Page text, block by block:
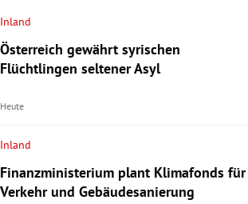
Inland
Österreich gewährt syrischen
Flüchtlingen seltener Asyl
Heute
Inland
Finanzministerium plant Klimafonds für
Verkehr und Gebäudesanierung